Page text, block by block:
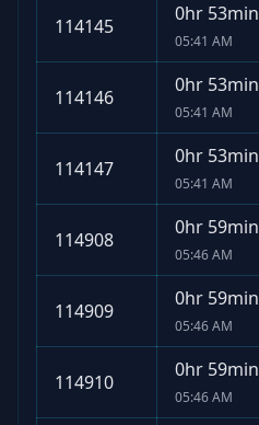
114145
0hr 53min
05:41 AM
114146
0hr 53min
05:41 AM
114147
0hr 53min
05:41 AM
114908
0hr 59min
05:46 AM
114909
0hr 59min
05:46 AM
114910
0hr 59min
05:46 AM